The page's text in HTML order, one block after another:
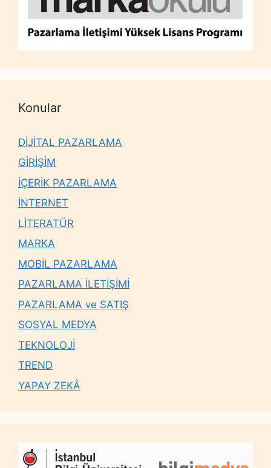
Konular
DİJİTAL PAZARLAMA
GİRİŞİM
İÇERİK PAZARLAMA
İNTERNET
LİTERATÜR
MARKA
MOBİL PAZARLAMA
PAZARLAMA İLETİŞİMİ
PAZARLAMA ve SATIŞ
SOSYAL MEDYA
TEKNOLOJİ
TREND
YAPAY ZEKÂ